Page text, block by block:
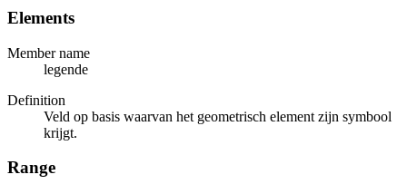
Elements
Member name
legende
Definition
Veld op basis waarvan het geometrisch element zijn symbool
krijgt.
Range